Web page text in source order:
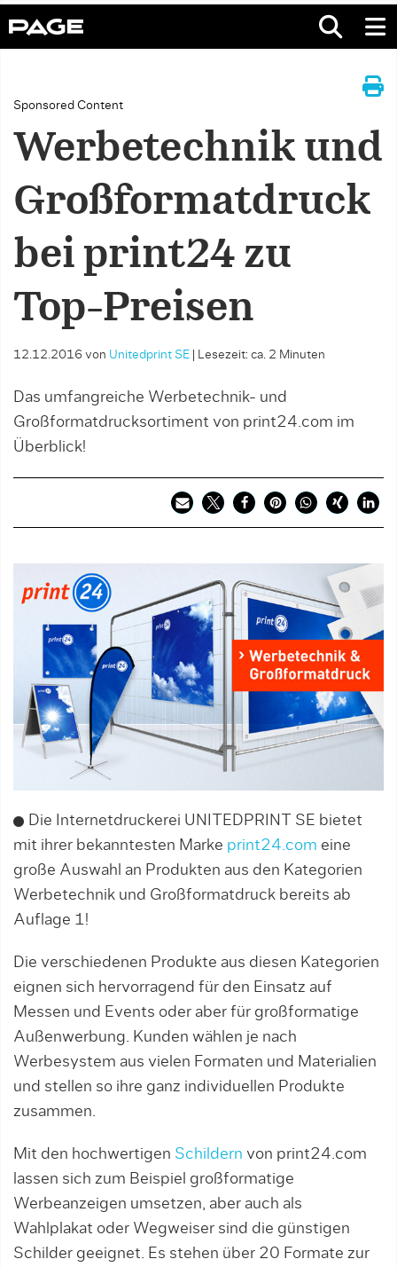
Sponsored Content
Werbetechnik und
Großformatdruck
bei print24 zu
Top-Preisen
12.12.2016 von Unitedprint SE Lesezeit: ca. 2 Minuten
Das umfangreiche Werbetechnik- und
Großformatdrucksortiment von print24.com im
Überblick!
Die Internetdruckerei UNITEDPRINT SE bietet
mit ihrer bekanntesten Marke print24.com eine
große Auswahl an Produkten aus den Kategorien
Werbetechnik und Großformatdruck bereits ab
Auflage 1!
Die verschiedenen Produkte aus diesen Kategorien
eignen sich hervorragend für den Einsatz auf
Messen und Events oder aber für großformatige
Außenwerbung. Kunden wählen je nach
Werbesystem aus vielen Formaten und Materialien
und stellen so ihre ganz individuellen Produkte
zusammen.
Mit den hochwertigen Schildern von print24.com
lassen sich zum Beispiel großformatige
Werbeanzeigen umsetzen, aber auch als
Wahlplakat oder Wegweiser sind die günstigen
Schilder geeignet. Es stehen über 20 Formate zur